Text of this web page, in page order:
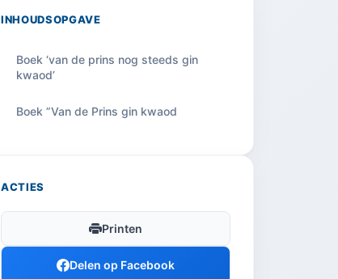
INHOUDSOPGAVE
Boek ‘van de prins nog steeds gin
kwaod’
Boek ”Van de Prins gin kwaod
ACTIES
Printen
Delen op Facebook